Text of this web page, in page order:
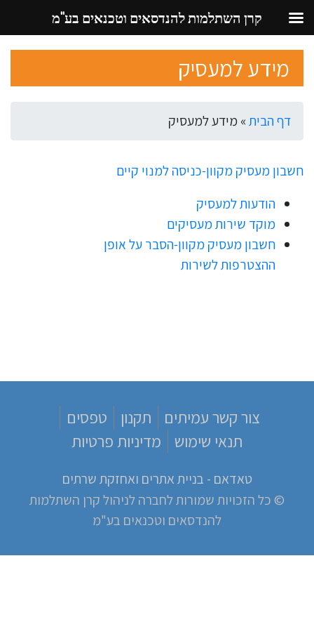
content
מידע למעסיק
דף הבית» מידע למעסיק
חשבון מעסיק מקוון-כניסה למנוי קיים
הודעות למעסיק
מוקד שירות מעסיקים
חשבון מעסיק מקוון-הסבר על אופן
ההצטרפות לשירות
צור קשר עמיתים תקנון
טפסים
תנאי שימוש
מדיניות פרטיות
טאדאם - בניית אתרים ואחזקת שרתים
© כל הזכויות שמורות לחברה לניהול קרן השתלמות
להנדסאים וטכנאים בע"מ
קרן השתלמות להנדסאים וטכנאים בע"מ